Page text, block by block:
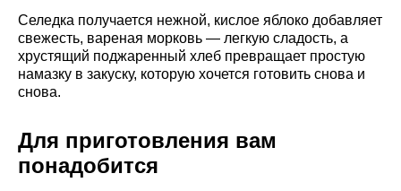
Селедка получается нежной, кислое яблоко добавляет
свежесть, вареная морковь — легкую сладость, а
хрустящий поджаренный хлеб превращает простую
намазку в закуску, которую хочется готовить снова и
снова.
Для приготовления вам
понадобится